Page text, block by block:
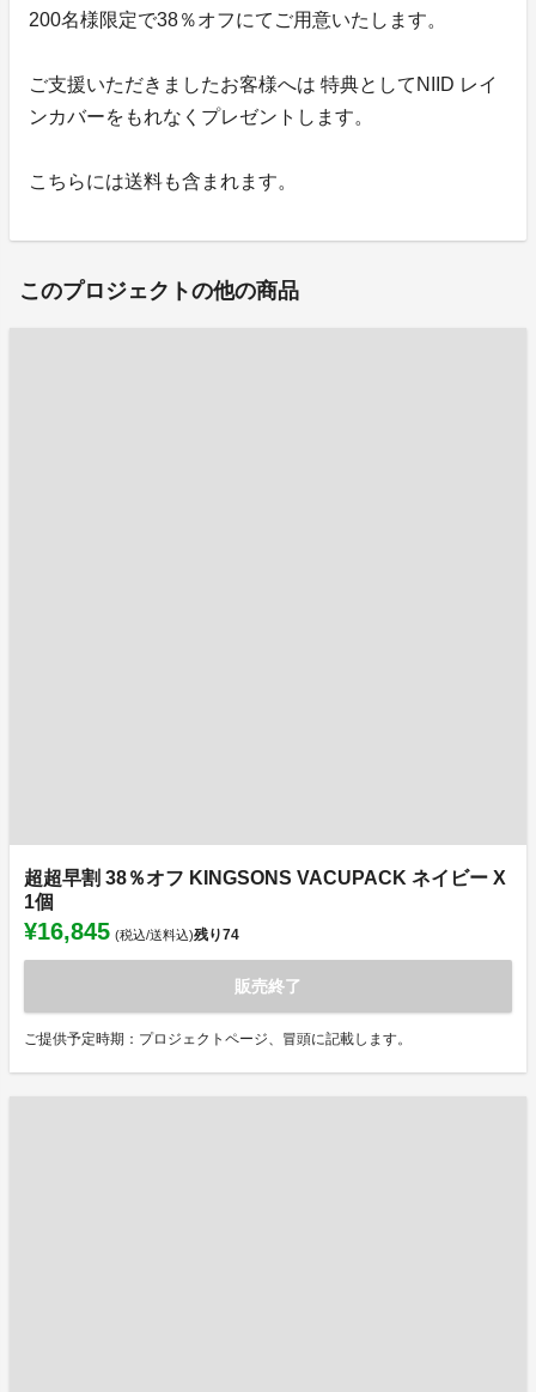
200名様限定で38％オフにてご用意いたします。
ご支援いただきましたお客様へは 特典としてNIID レイ
ンカバーをもれなくプレゼントします。
こちらには送料も含まれます。
このプロジェクトの他の商品
超超早割 38％オフ KINGSONS VACUPACK ネイビー X
1個
¥16,845 (税込/送料込)残り74
販売終了
ご提供予定時期：プロジェクトページ、冒頭に記載します。